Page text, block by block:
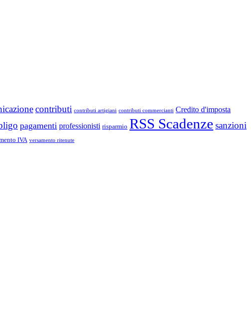
contributi contributi artigiani contributi commercianti Credito d'imposta
pagamenti professionisti risparmio RSS Scadenze sanzioni
IVA versamento ritenute